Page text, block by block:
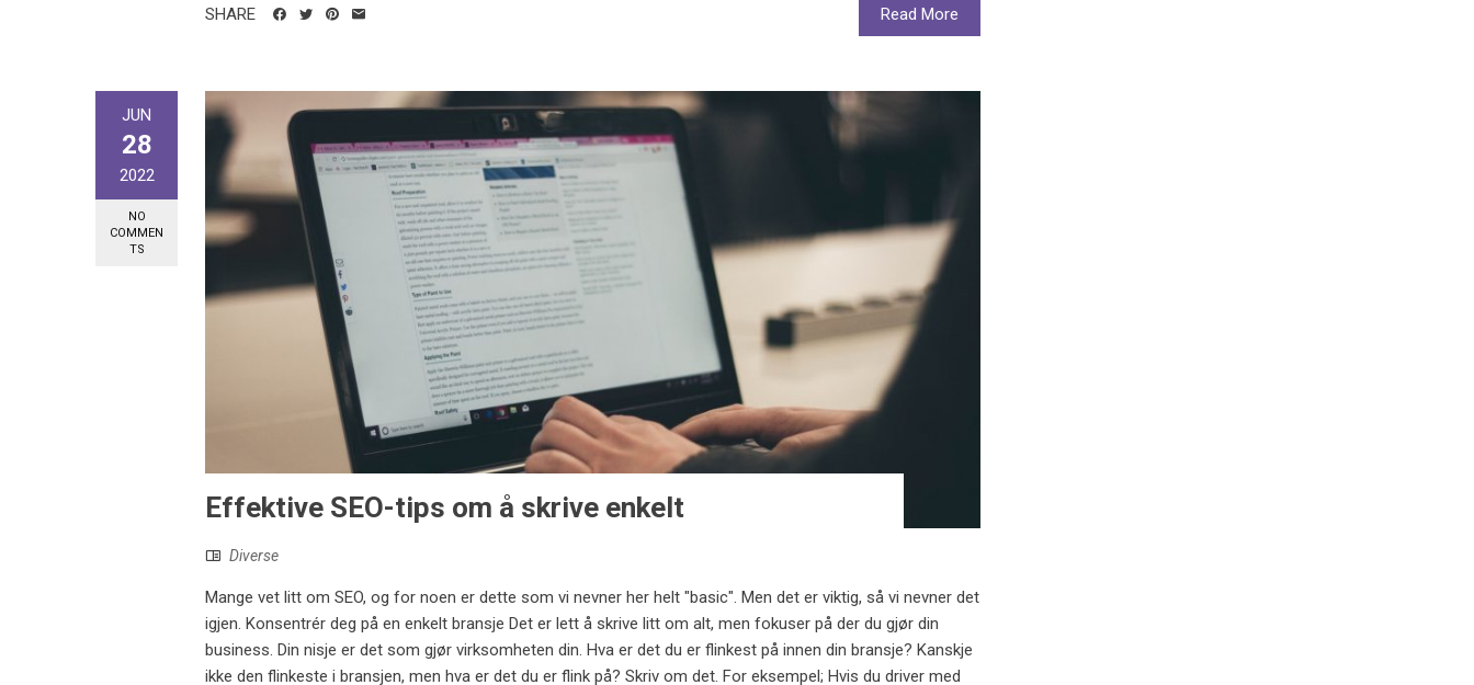
Read More
SHARE
JUN
28
2022
NO
COMMEN
TS
Effektive SEO-tips om å skrive enkelt
Diverse
Mange vet litt om SEO, og for noen er dette som vi nevner her helt "basic". Men det er viktig, så vi nevner det
igjen. Konsentrér deg på en enkelt bransje Det er lett å skrive litt om alt, men fokuser på der du gjør din
business. Din nisje er det som gjør virksomheten din. Hva er det du er flinkest på innen din bransje? Kanskje
ikke den flinkeste i bransjen, men hva er det du er flink på? Skriv om det. For eksempel; Hvis du driver med